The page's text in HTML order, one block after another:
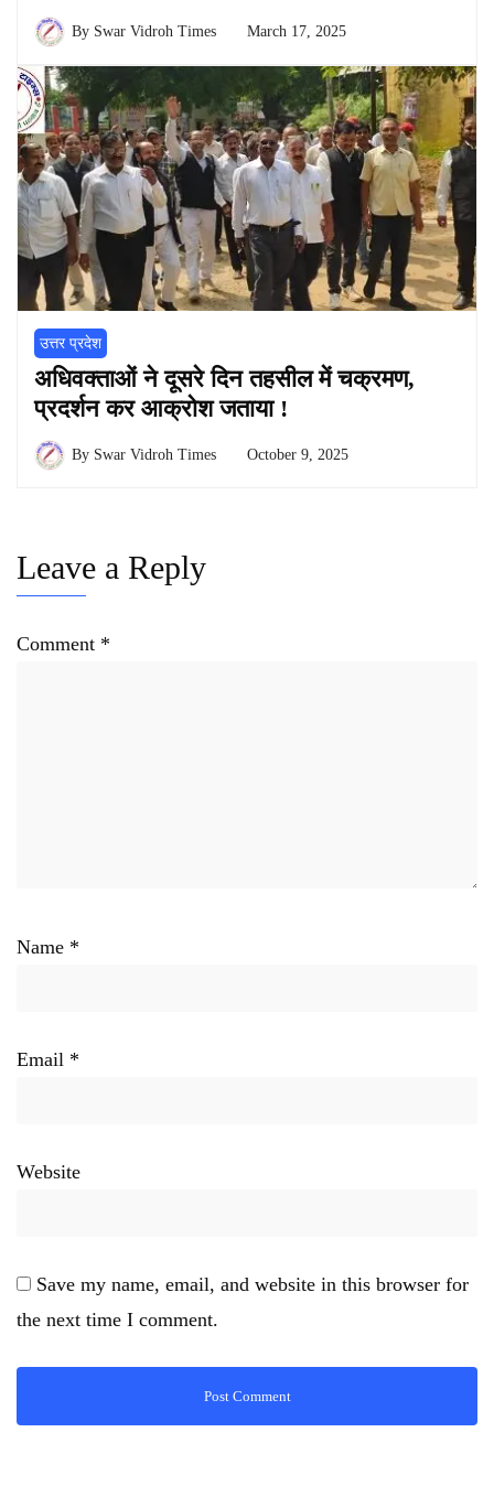
By Swar Vidroh Times March 17, 2025
उत्तर प्रदेश
अधिवक्ताओं ने दूसरे दिन तहसील में चक्रमण,
प्रदर्शन कर आक्रोश जताया !
By Swar Vidroh Times October 9, 2025
Leave a Reply
Comment *
Name *
Email *
Website
Save my name, email, and website in this browser for
the next time I comment.